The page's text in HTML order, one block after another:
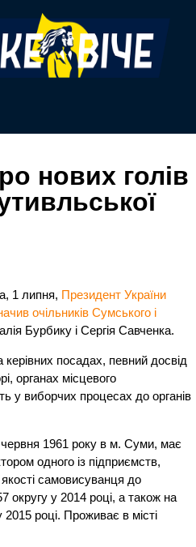
нових голів
1 липня, Президент України
очільників Сумського і
Бурбику і Сергія Савченка.
посадах, певний досвід
органах місцевого
у виборчих процесах до органів
1961 року в м. Суми, має
одного із підприємств,
самовисуванця до
округу у 2014 році, а також на
році. Проживає в місті